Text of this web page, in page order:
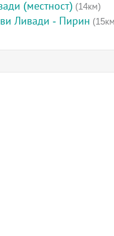
(местност) (14км)
Ливади - Пирин